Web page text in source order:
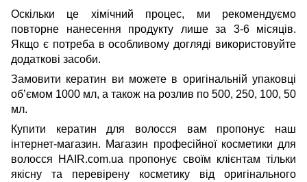
Оскільки це хімічний процес, ми рекомендуємо
повторне нанесення продукту лише за 3-6 місяців.
Якщо є потреба в особливому догляді використовуйте
додаткові засоби.
Замовити кератин ви можете в оригінальній упаковці
об’ємом 1000 мл, а також на розлив по 500, 250, 100, 50
мл.
Купити кератин для волосся вам пропонує наш
інтернет-магазин. Магазин професійної косметики для
волосся HAIR.com.ua пропонує своїм клієнтам тільки
якісну та перевірену косметику від оригінального